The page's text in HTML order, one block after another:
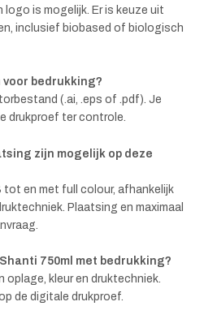
is mogelijk. Er is keuze uit
inclusief biobased of biologisch
voor bedrukking?
(.ai, .eps of .pdf). Je
drukproef ter controle.
zijn mogelijk op deze
tot en met full colour, afhankelijk
Plaatsing en maximaal
750ml met bedrukking?
oplage, kleur en druktechniek.
de digitale drukproef.